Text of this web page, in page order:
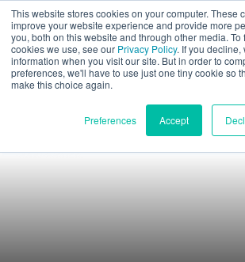
This website stores cookies on your computer. These
improve your website experience and provide more
you, both on this website and through other media. To
cookies we use, see our Privacy Policy. If you decline,
information when you visit our site. But in order to
preferences, we'll have to use just one tiny cookie so
make this choice again.
Preferences Accept
Valutazione
Ricerca
Alimentare la rivoluzione della produzione
la sperimentazione, la convalida e il
conoscenze.